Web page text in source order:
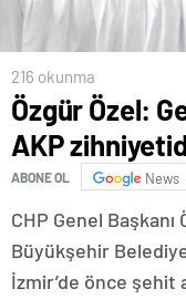
216 okunma
Özgür Özel:
AKP
ABONE OL News
CHP Genel Başkanı
Büyükşehir
İzmir’de önce şehit